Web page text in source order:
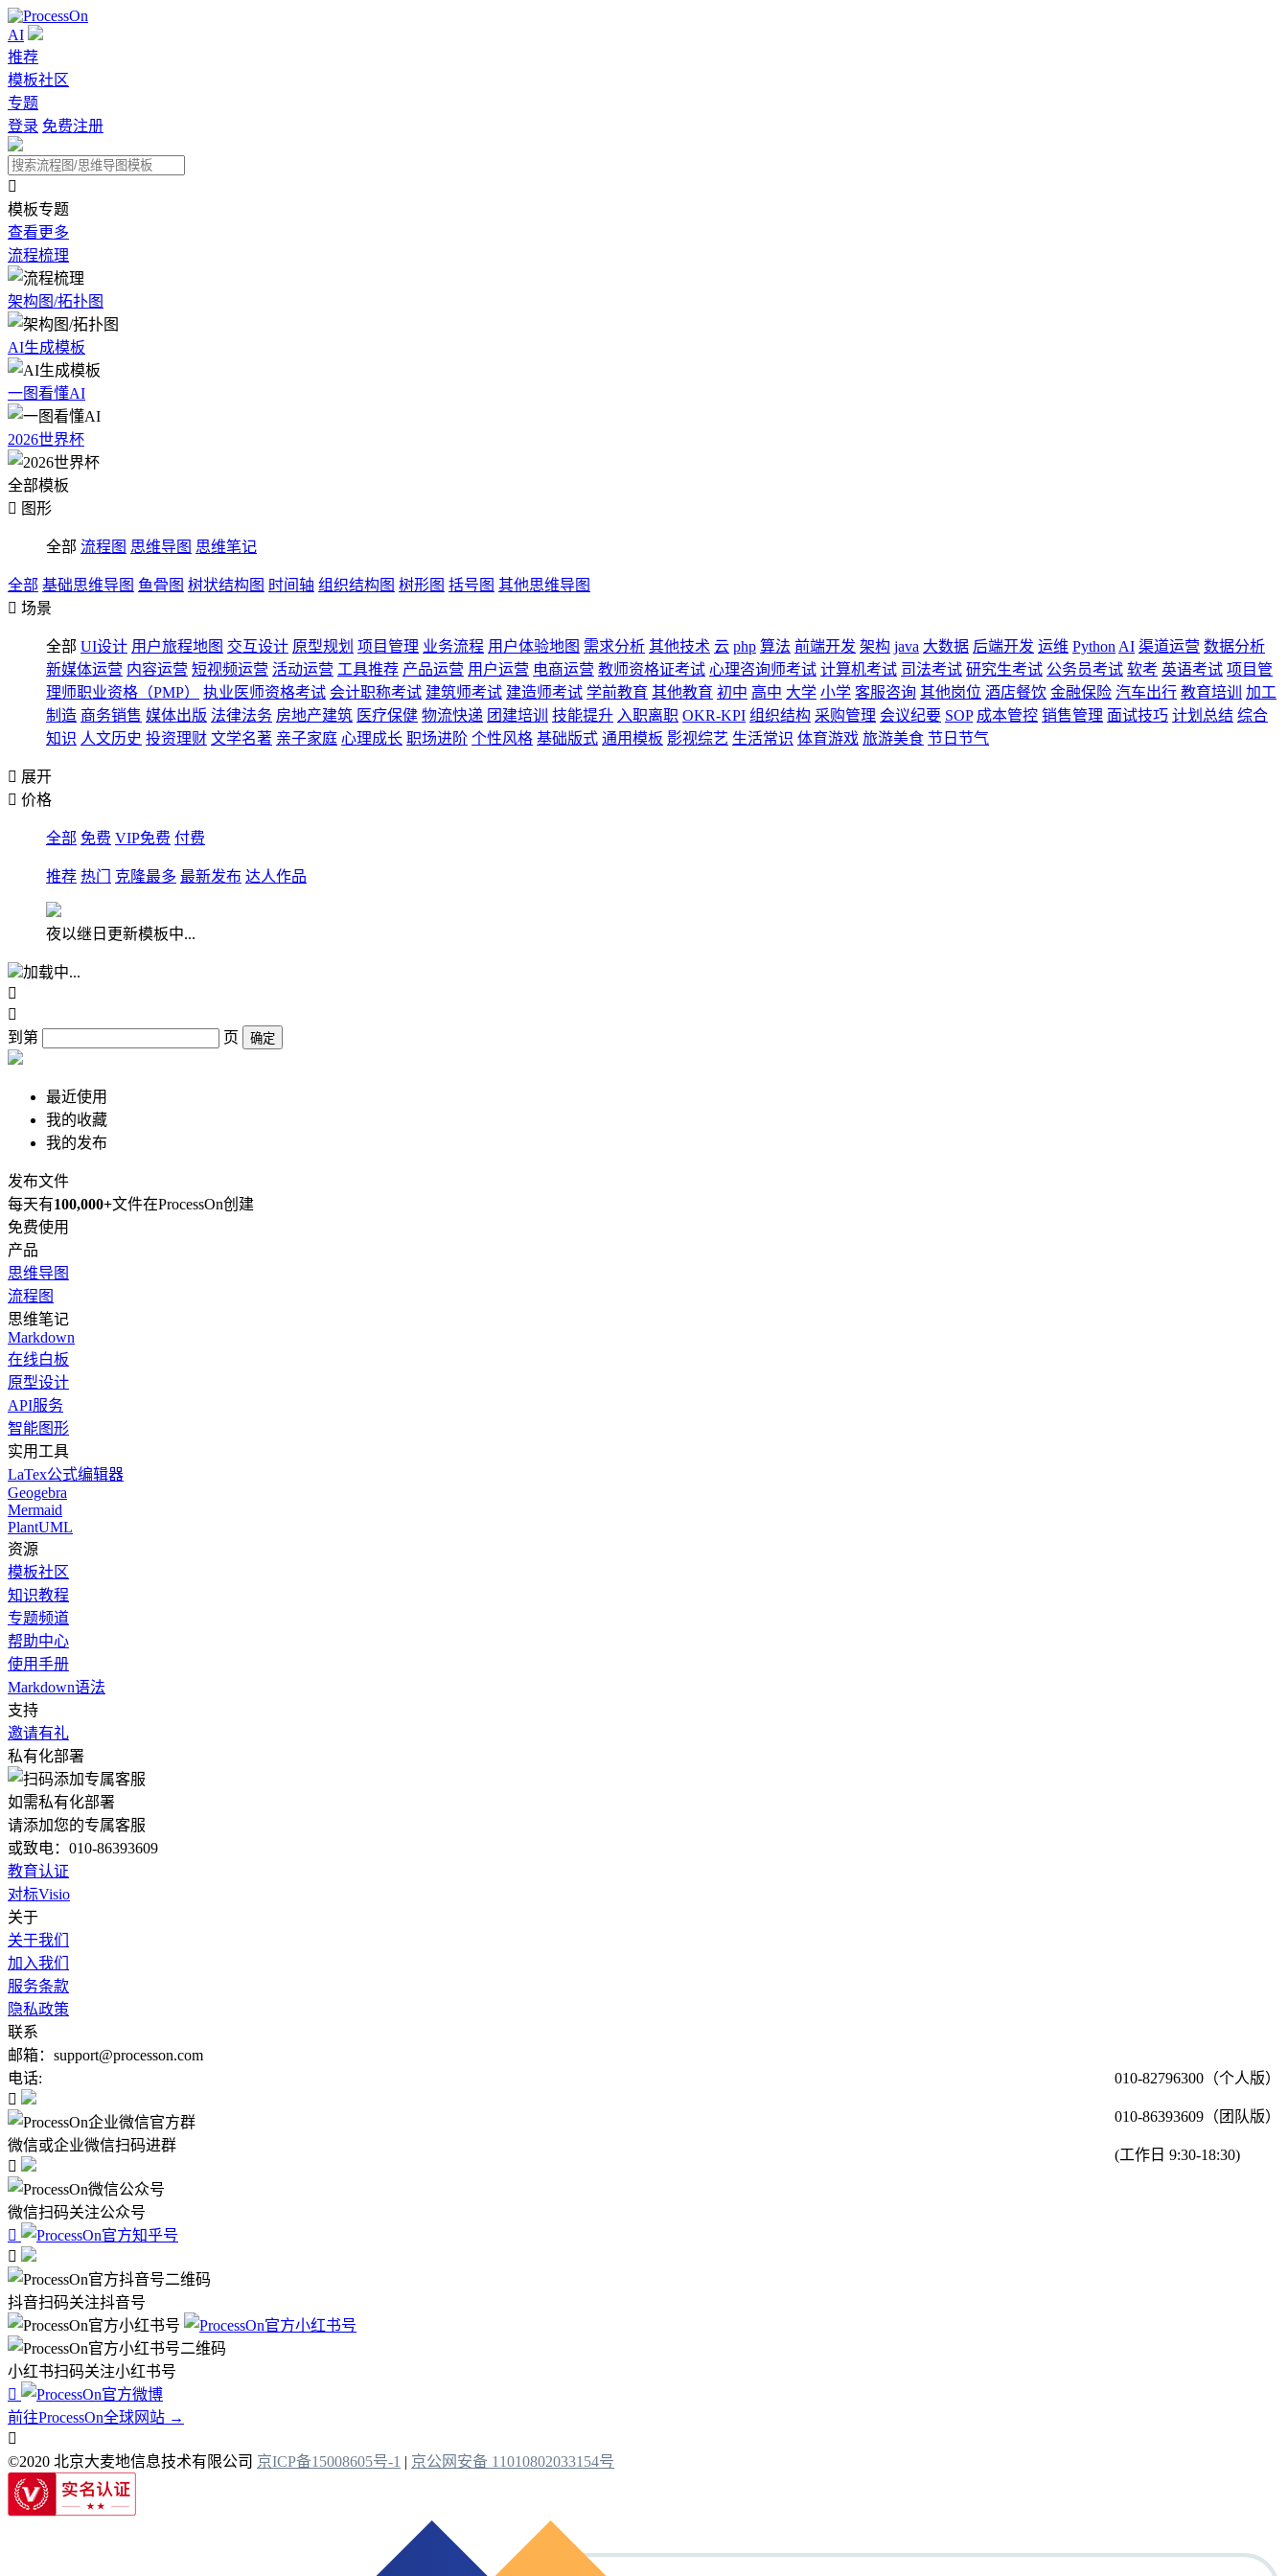
AI
推荐
模板社区
专题
登录 免费注册

模板专题
查看更多
流程梳理
架构图/拓扑图
AI生成模板
一图看懂AI
2026世界杯
全部模板
 图形
全部 流程图 思维导图 思维笔记
全部 基础思维导图 鱼骨图 树状结构图 时间轴 组织结构图 树形图 括号图 其他思维导图
 场景
全部 UI设计 用户旅程地图 交互设计 原型规划 项目管理 业务流程 用户体验地图 需求分析 其他技术 云 php 算法 前端开发 架构 java 大数据 后端开发 运维 Python AI 渠道运营 数据分析
新媒体运营 内容运营 短视频运营 活动运营 工具推荐 产品运营 用户运营 电商运营 教师资格证考试 心理咨询师考试 计算机考试 司法考试 研究生考试 公务员考试 软考 英语考试 项目管
理师职业资格（PMP）
执业医师资格考试 会计职称考试 建筑师考试 建造师考试 学前教育 其他教育 初中 高中 大学 小学 客服咨询 其他岗位 酒店餐饮 金融保险 汽车出行 教育培训
加工
制造 商务销售 媒体出版 法律法务 房地产建筑 医疗保健 物流快递 团建培训 技能提升 入职离职 OKR-KPI 组织结构 采购管理 会议纪要 SOP 成本管控 销售管理 面试技巧 计划总结 综合
知识 人文历史 投资理财 文学名著 亲子家庭 心理成长 职场进阶 个性风格 基础版式 通用模板 影视综艺 生活常识 体育游戏 旅游美食 节日节气
 展开
 价格
全部 免费 VIP免费 付费
推荐 热门 克隆最多 最新发布 达人作品
夜以继日更新模板中...
加载中...


到第
页 确定
最近使用
我的收藏
我的发布
发布文件
每天有100,000+文件在ProcessOn创建
免费使用
产品
思维导图
流程图
思维笔记
Markdown
在线白板
原型设计
API服务
智能图形
实用工具
LaTex公式编辑器
Geogebra
Mermaid
PlantUML
资源
模板社区
知识教程
专题频道
帮助中心
使用手册
Markdown语法
支持
邀请有礼
私有化部署
如需私有化部署
请添加您的专属客服
或致电：010-86393609
教育认证
对标Visio
关于
关于我们
加入我们
服务条款
隐私政策
联系
邮箱：support@processon.com
电话:
010-82796300（个人版）
010-86393609（团队版）
(工作日 9:30-18:30)

微信或企业微信扫码进群

微信扫码关注公众号


抖音扫码关注抖音号
小红书扫码关注小红书号

前往ProcessOn全球网站 →

©2020 北京大麦地信息技术有限公司 京ICP备15008605号-1 | 京公网安备 11010802033154号